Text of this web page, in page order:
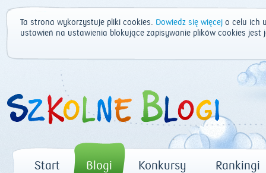
Ta strona wykorzystuje pliki cookies. Dowiedz się więcej o celu ich
ustawień na ustawienia blokujące zapisywanie plików cookies
Start Blogi Konkursy Rankingi